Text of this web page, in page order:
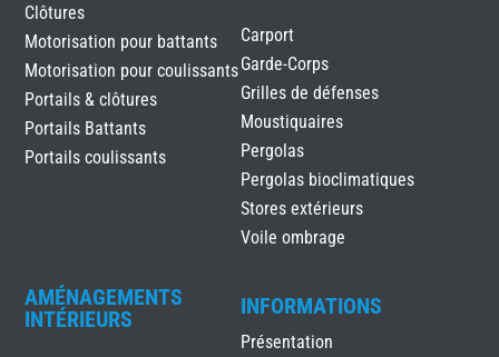
Clôtures
Motorisation pour battants
Motorisation pour coulissants
Portails & clôtures
Portails Battants
Portails coulissants
Carport
Garde-Corps
Grilles de défenses
Moustiquaires
Pergolas
Pergolas bioclimatiques
Stores extérieurs
Voile ombrage
AMÉNAGEMENTS
INTÉRIEURS
INFORMATIONS
Présentation